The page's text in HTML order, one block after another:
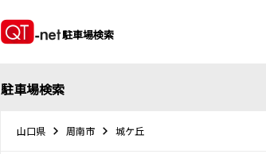
駐車場検索
駐車場検索
山口県 周南市 城ケ丘